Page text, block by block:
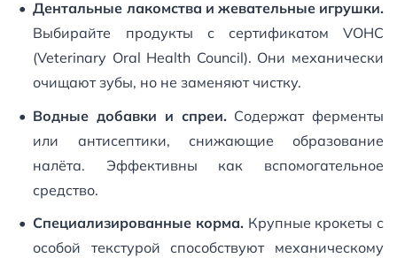
Дентальные лакомства и жевательные игрушки.
Выбирайте продукты с сертификатом VOHC
(Veterinary Oral Health Council). Они механически
очищают зубы, но не заменяют чистку.
Водные добавки и спреи. Содержат ферменты
или антисептики, снижающие образование
налёта. Эффективны как вспомогательное
средство.
Специализированные корма. Крупные крокеты с
особой текстурой способствуют механическому